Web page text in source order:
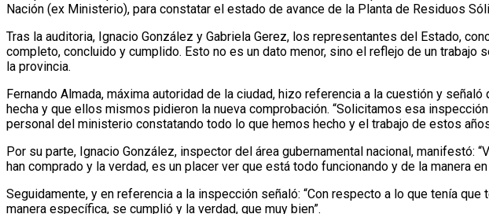
Nación (ex Ministerio), para constatar el estado de avance de la Planta de Residuos
Tras la auditoria, Ignacio González y Gabriela Gerez, los representantes del Estado,
completo, concluido y cumplido. Esto no es un dato menor, sino el reflejo de un
la provincia.
Fernando Almada, máxima autoridad de la ciudad, hizo referencia a la cuestión y
hecha y que ellos mismos pidieron la nueva comprobación. “Solicitamos esa
personal del ministerio constatando todo lo que hemos hecho y el trabajo de estos
Por su parte, Ignacio González, inspector del área gubernamental nacional, manifestó:
han comprado y la verdad, es un placer ver que está todo funcionando y de la manera
Seguidamente, y en referencia a la inspección señaló: “Con respecto a lo que tenía
manera específica, se cumplió y la verdad, que muy bien”.